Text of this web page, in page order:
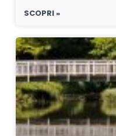
SCOPRI »